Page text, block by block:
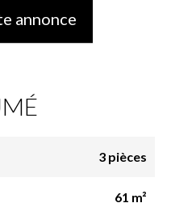
annonce
3 pièces
61 m²